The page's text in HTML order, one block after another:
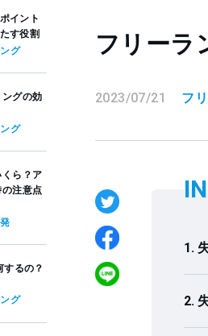
フリーラ
2023/07/21 フ
イント
す役割
グ
グの効
グ
ら？ア
注意点
るの？
グ